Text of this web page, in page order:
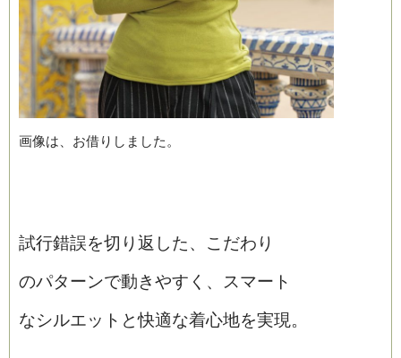
画像は、お借りしました。
試行錯誤を切り返した、こだわり
のパターンで動きやすく、スマート
なシルエットと快適な着心地を実現。